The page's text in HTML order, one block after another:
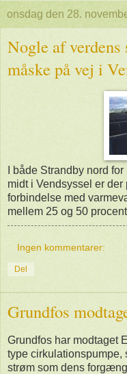
onsdag den 28.
Nogle af
måske på vej i
I både Strandby nord
midt i Vendsyssel er
forbindelse med
mellem 25 og 50
Ingen kommentarer:
Del
Grundfos
Grundfos har modtaget
type cirkulationspumpe,
strøm som dens